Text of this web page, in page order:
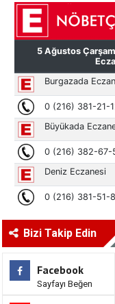
Bizi Takip Edin
Facebook
Sayfayı Beğen